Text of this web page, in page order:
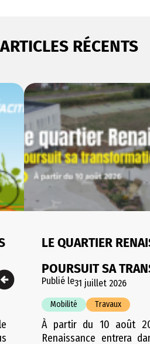
ARTICLES RÉCENTS
LE QUARTIER
POURSUIT SA
Publié le31 juillet 2026
Mobilité Travaux
À partir du 10 août
Renaissance entrera